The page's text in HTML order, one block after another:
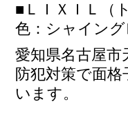
■ＬＩＸＩＬ（
色：シャイン
愛知県名古屋
防犯対策で面
います。